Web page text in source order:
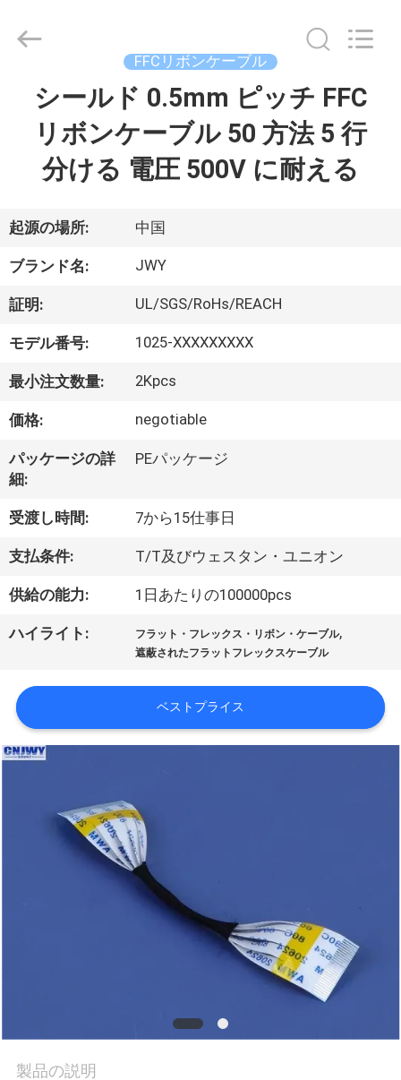
ダ
ク
ト
私
に
つ
い
て
工
場
行
連
ShenZhen
FFCリボンケーブル
シールド 0.5mm ピッチ FFC
リボンケーブル 50 方法 5 行
分ける 電圧 500V に耐える
起源の場所: 中国
ブランド名: JWY
証明: UL/SGS/RoHs/REACH
モデル番号: 1025-XXXXXXXXX
最小注文数量: 2Kpcs
価格: negotiable
パッケージの詳
細:
PEパッケージ
受渡し時間: 7から15仕事日
支払条件: T/T及びウェスタン・ユニオン
供給の能力: 1日あたりの100000pcs
ハイライト: フラット・フレックス・リボン・ケーブル,
遮蔽されたフラットフレックスケーブル
ベストプライス
製品の説明